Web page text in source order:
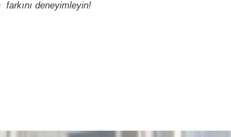
farkını deneyimleyin!